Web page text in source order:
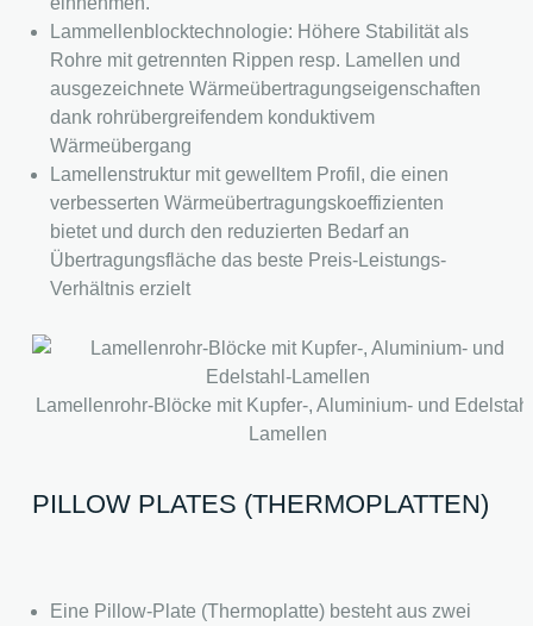
Lammellenblocktechnologie: Höhere Stabilität als
Rohre mit getrennten Rippen resp. Lamellen und
ausgezeichnete Wärmeübertragungseigenschaften
dank rohrübergreifendem konduktivem
Wärmeübergang
Lamellenstruktur mit gewelltem Profil, die einen
verbesserten Wärmeübertragungskoeffizienten
bietet und durch den reduzierten Bedarf an
Übertragungsfläche das beste Preis-Leistungs-
Verhältnis erzielt
Lamellenrohr-Blöcke mit Kupfer-, Aluminium- und
Lamellen
PILLOW PLATES (THERMOPLATTEN)
Eine Pillow-Plate (Thermoplatte) besteht aus zwei